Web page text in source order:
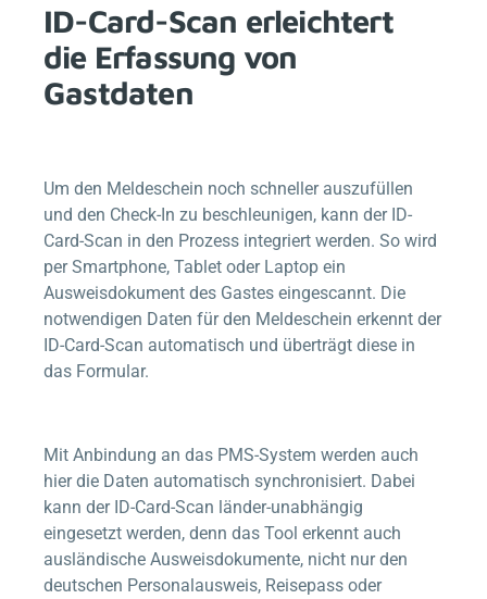
ID-Card-Scan erleichtert
die Erfassung von
Gastdaten
Um den Meldeschein noch schneller auszufüllen
und den Check-In zu beschleunigen, kann der ID-
Card-Scan in den Prozess integriert werden. So wird
per Smartphone, Tablet oder Laptop ein
Ausweisdokument des Gastes eingescannt. Die
notwendigen Daten für den Meldeschein erkennt der
ID-Card-Scan automatisch und überträgt diese in
das Formular.
Mit Anbindung an das PMS-System werden auch
hier die Daten automatisch synchronisiert. Dabei
kann der ID-Card-Scan länder-unabhängig
eingesetzt werden, denn das Tool erkennt auch
ausländische Ausweisdokumente, nicht nur den
deutschen Personalausweis, Reisepass oder